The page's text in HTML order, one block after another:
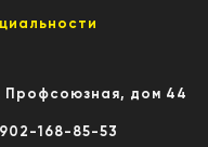
Профсоюзная, дом 44
168-85-53